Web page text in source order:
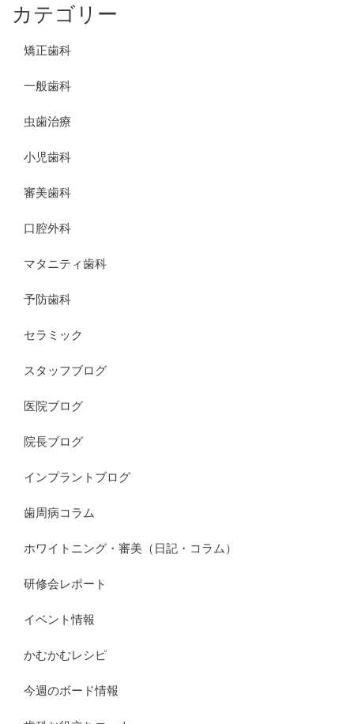
カテゴリー
矯正歯科
一般歯科
虫歯治療
小児歯科
審美歯科
口腔外科
マタニティ歯科
予防歯科
セラミック
スタッフブログ
医院ブログ
院長ブログ
インプラントブログ
歯周病コラム
ホワイトニング・審美（日記・コラム）
研修会レポート
イベント情報
かむかむレシピ
今週のボード情報